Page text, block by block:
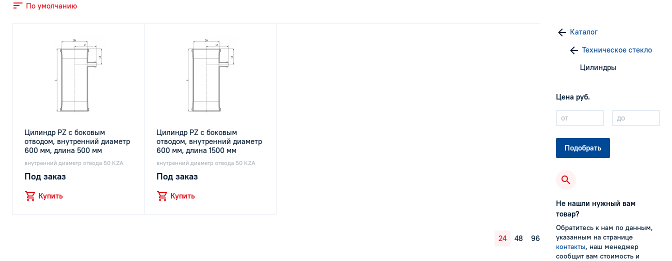
По умолчанию
Цилиндр PZ с боковым
отводом, внутренний диаметр
600 мм, длина 500 мм
внутренний диаметр отвода 50 KZA
Под заказ
Купить
Цилиндр PZ с боковым
отводом, внутренний диаметр
600 мм, длина 1500 мм
внутренний диаметр отвода 50 KZA
Под заказ
Купить
24 48 96
Каталог
Техническое стекло
Цилиндры
Цена руб.
от до
Подобрать
Не нашли нужный вам
товар?
Обратитесь к нам по данным,
указанным на странице
контакты, наш менеджер
сообщит вам стоимость и